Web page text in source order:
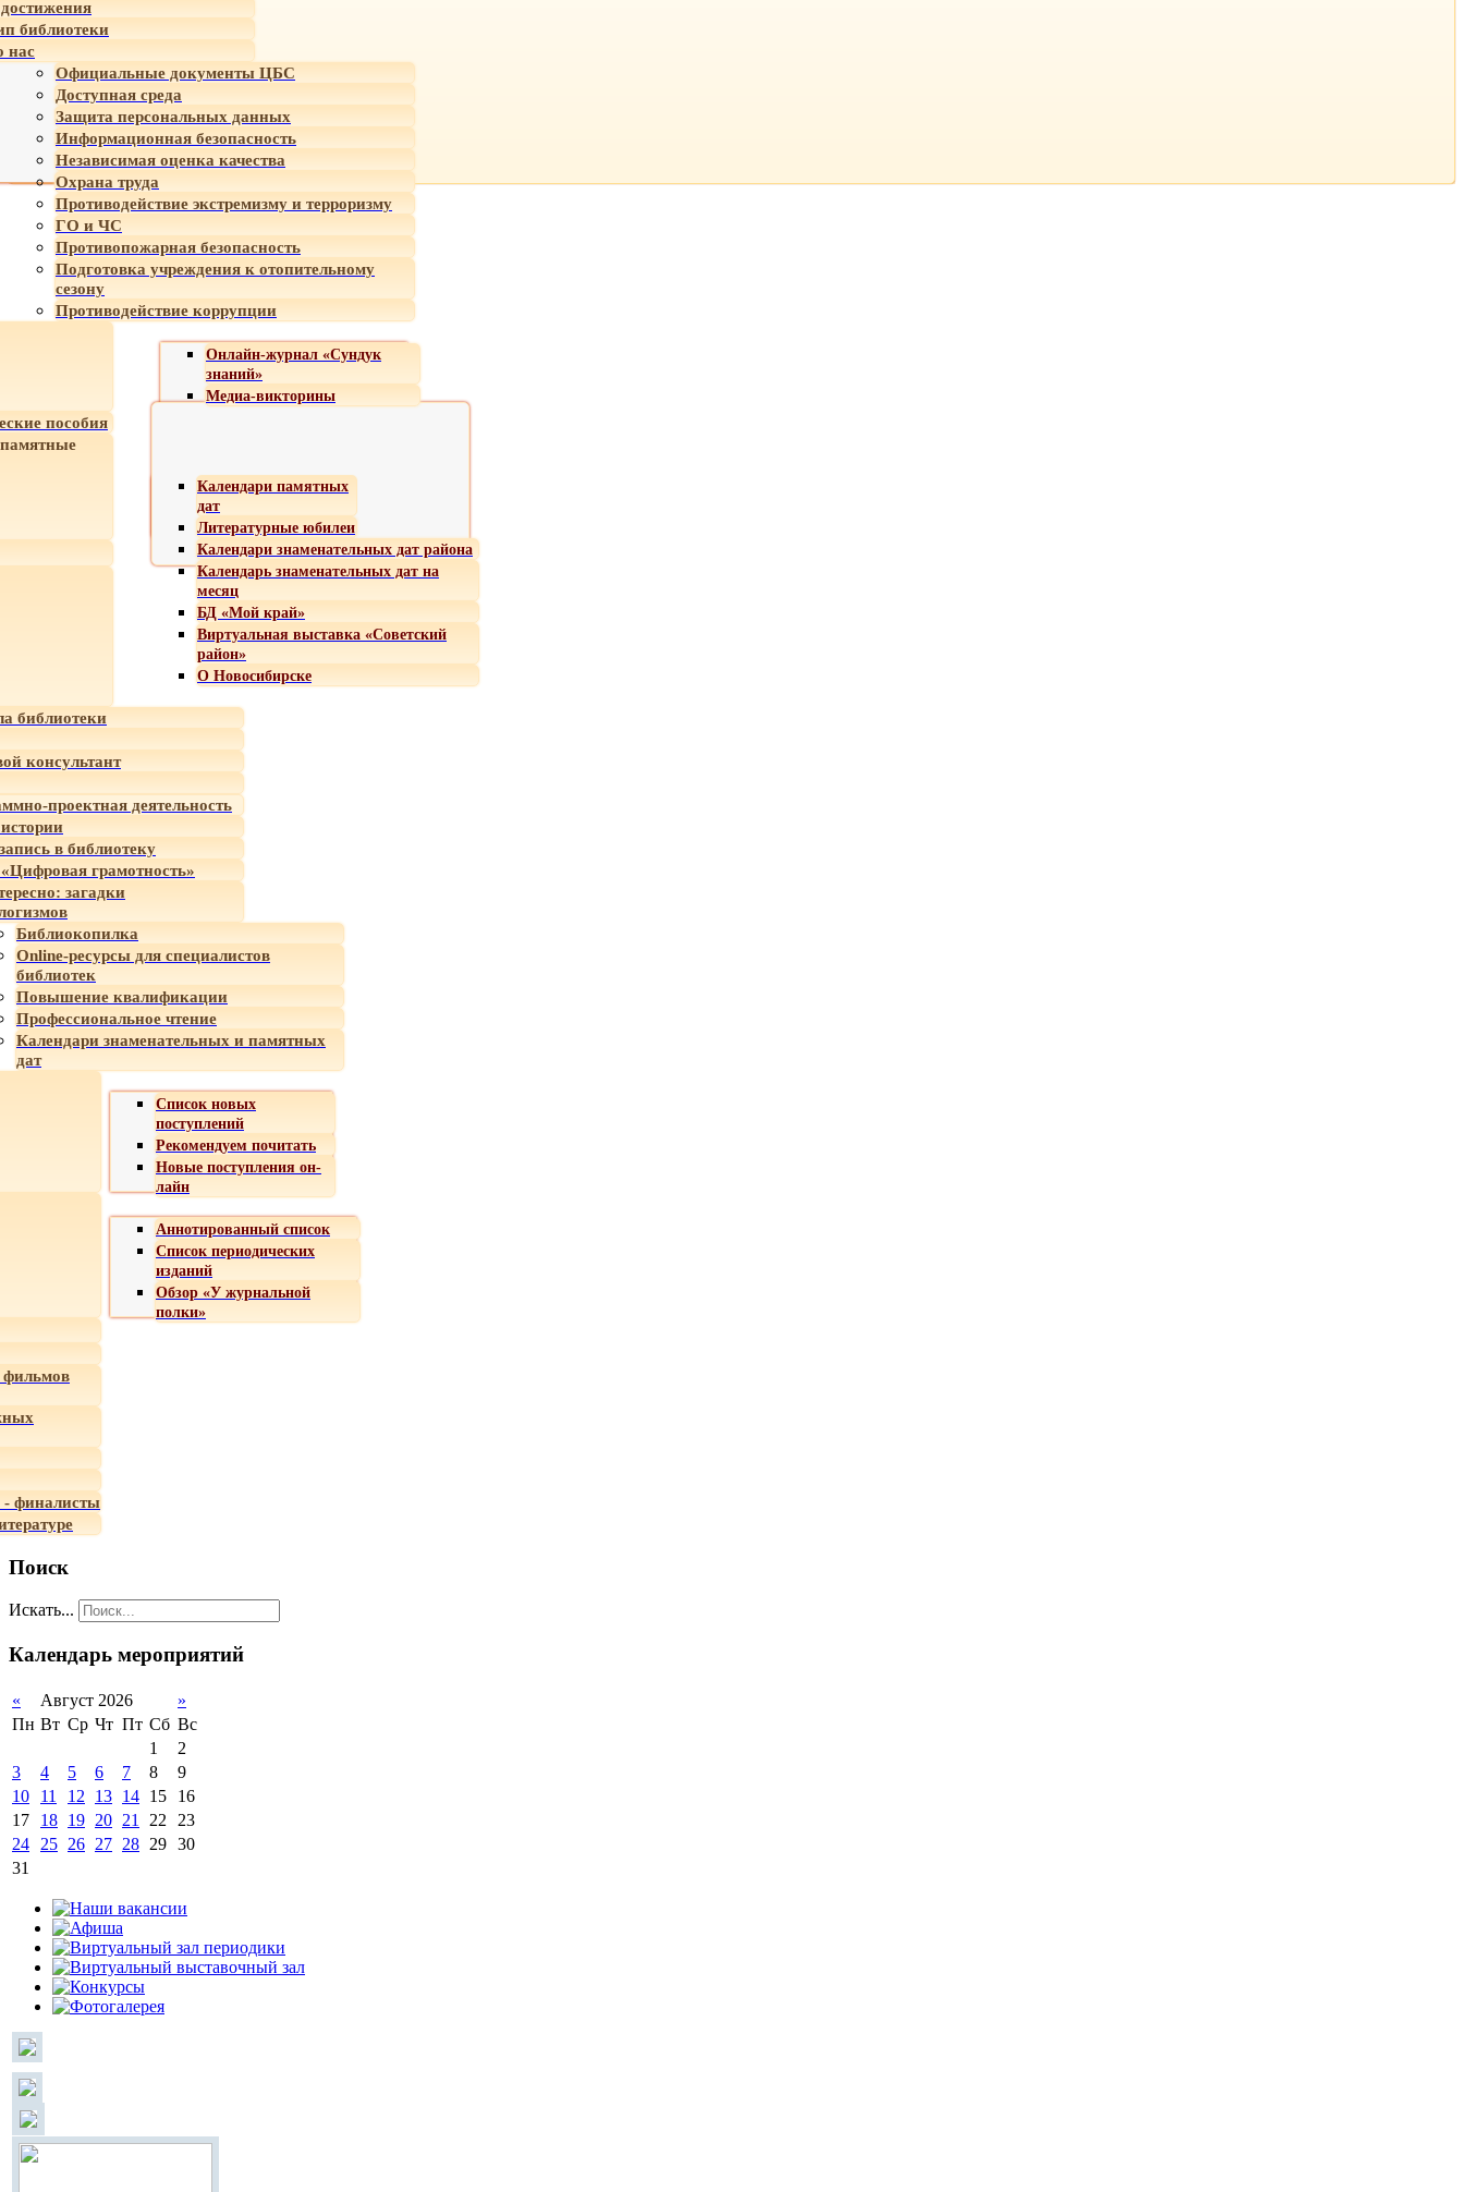
библиотеки
нас
Официальные документы ЦБС
Доступная среда
Защита персональных данных
Информационная безопасность
Независимая оценка качества
Охрана труда
Противодействие экстремизму и терроризму
ГО и ЧС
Противопожарная безопасность
Подготовка учреждения к отопительному
сезону
Противодействие коррупции
Онлайн-журнал «Сундук
знаний»
Медиа-викторины
пособия
Календари памятных
дат
Литературные юбилеи
Календари знаменательных дат района
Календарь знаменательных дат на
месяц
БД «Мой край»
Виртуальная выставка «Советский
район»
О Новосибирске
библиотеки
консультант
проектная деятельность
в библиотеку
грамотность»
загадки
Библиокопилка
Online-ресурсы для специалистов
библиотек
Повышение квалификации
Профессиональное чтение
Календари знаменательных и памятных
дат
Список новых
поступлений
Рекомендуем почитать
Новые поступления он-
лайн
Аннотированный список
Список периодических
изданий
Обзор «У журнальной
полки»
- финалисты
Поиск
Искать...
Календарь мероприятий
« Август 2026
»
Пн Вт Ср Чт Пт Сб Вс
1
2
3
4 5 6 7 8
9
10
11 12 13 14 15
16
17
18 19 20 21 22
23
24
25 26 27 28 29 30
31